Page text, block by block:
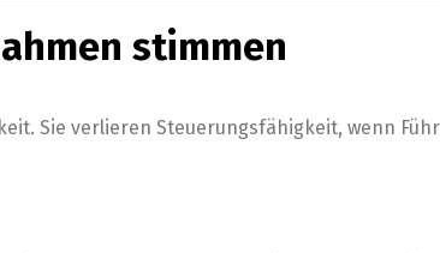
stimmen
Sie verlieren Steuerungsfähigkeit, wenn